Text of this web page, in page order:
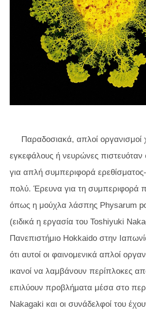
Παραδοσιακά, απλοί οργανισμοί
εγκεφάλους ή νευρώνες πιστευόταν
για απλή συμπεριφορά
πολύ. Έρευνα για τη συμπεριφορά
όπως η μούχλα λάσπης Physarum
(ειδικά η εργασία του Toshiyuki
Πανεπιστήμιο Hokkaido στην
ότι αυτοί οι φαινομενικά απλοί
ικανοί να λαμβάνουν περίπλοκες
επιλύουν προβλήματα μέσα στο
Nakagaki και οι συνάδελφοί του